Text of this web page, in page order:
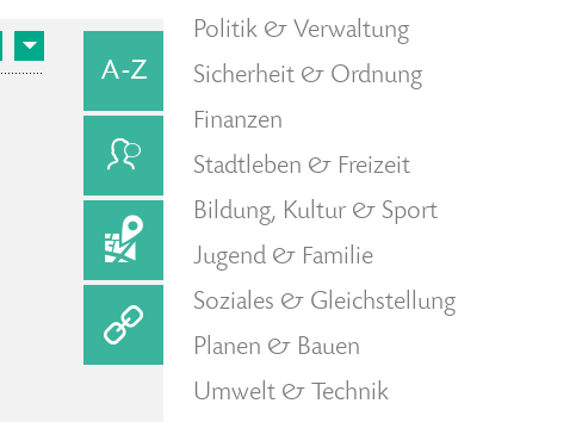
Politik & Verwaltung
Sicherheit & Ordnung
Finanzen
Stadtleben & Freizeit
Bildung, Kultur & Sport
Jugend & Familie
Soziales & Gleichstellung
Planen & Bauen
Umwelt & Technik